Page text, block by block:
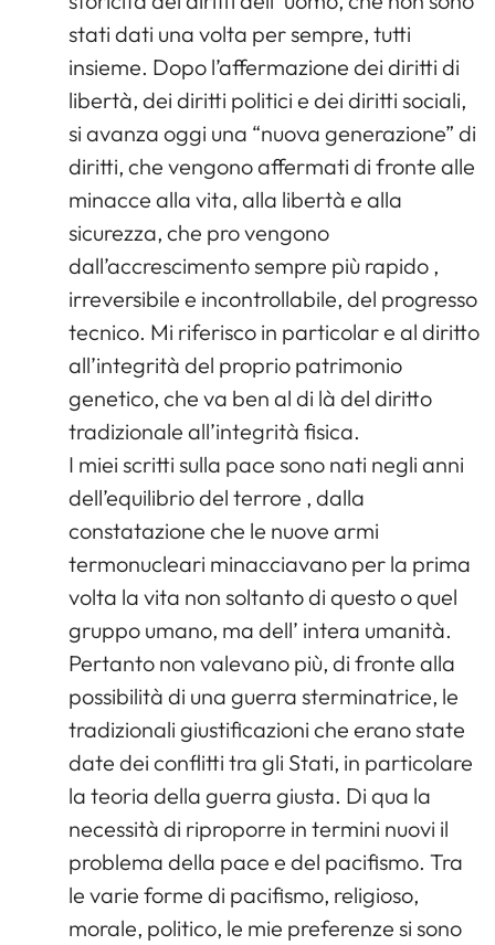
stati dati una volta per sempre, tutti
insieme. Dopo l’affermazione dei diritti di
libertà, dei diritti politici e dei diritti sociali,
si avanza oggi una “nuova generazione” di
diritti, che vengono affermati di fronte alle
minacce alla vita, alla libertà e alla
sicurezza, che pro vengono
dall’accrescimento sempre più rapido ,
irreversibile e incontrollabile, del progresso
tecnico. Mi riferisco in particolar e al diritto
all’integrità del proprio patrimonio
genetico, che va ben al di là del diritto
tradizionale all’integrità fisica.
I miei scritti sulla pace sono nati negli anni
dell’equilibrio del terrore , dalla
constatazione che le nuove armi
termonucleari minacciavano per la prima
volta la vita non soltanto di questo o quel
gruppo umano, ma dell’ intera umanità.
Pertanto non valevano più, di fronte alla
possibilità di una guerra sterminatrice, le
tradizionali giustificazioni che erano state
date dei conflitti tra gli Stati, in particolare
la teoria della guerra giusta. Di qua la
necessità di riproporre in termini nuovi il
problema della pace e del pacifismo. Tra
le varie forme di pacifismo, religioso,
morale, politico, le mie preferenze si sono